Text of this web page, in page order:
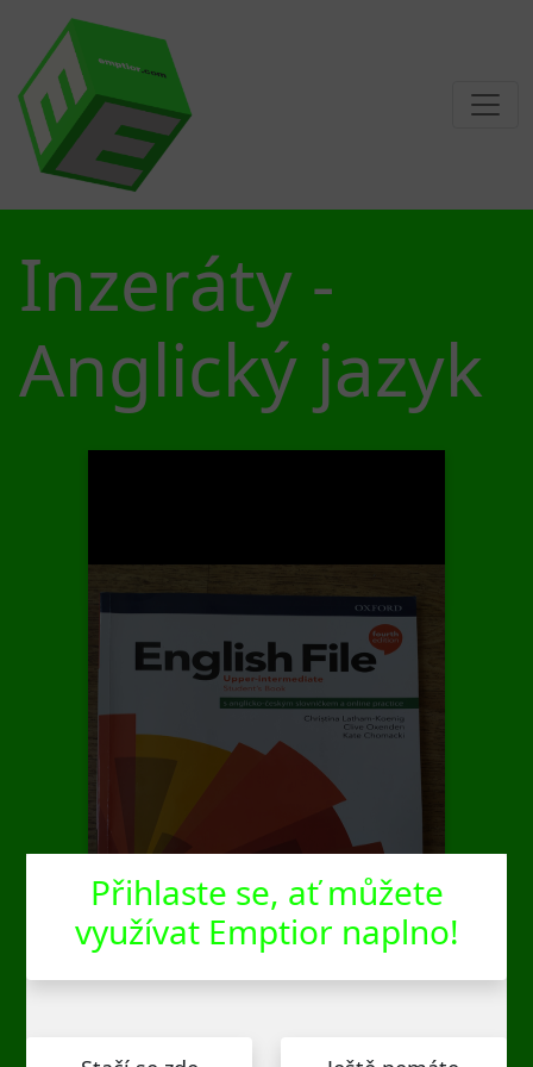
Přihlaste se, ať můžete
využívat Emptior naplno!
Inzeráty -
Anglický jazyk